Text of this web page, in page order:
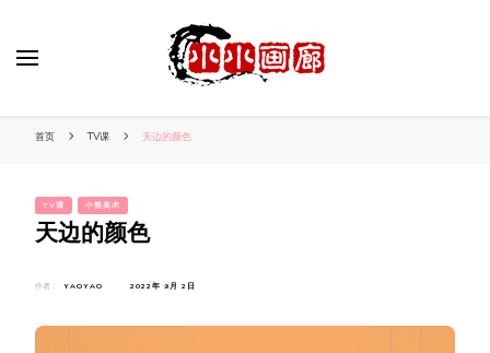
首页 TV课 天边的颜色
TV课 小熊美术
天边的颜色
作者： YAOYAO 2022年 9月 2日